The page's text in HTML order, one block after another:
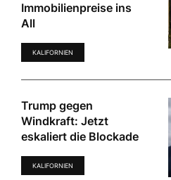
Immobilienpreise ins
All
KALIFORNIEN
Trump gegen
Windkraft: Jetzt
eskaliert die Blockade
KALIFORNIEN